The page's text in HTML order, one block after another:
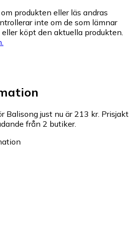
produkten eller läs andras
inte om de som lämnar
köpt den aktuella produkten.
Balisong just nu är 213 kr. Prisjakt
från 2 butiker.